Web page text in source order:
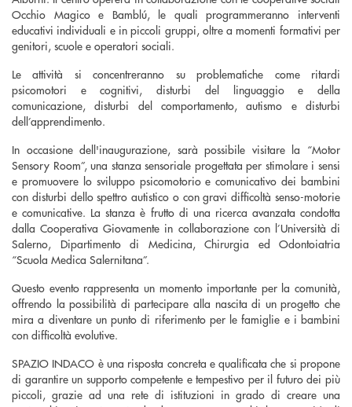
Occhio Magico e Bamblú, le quali programmeranno interventi
educativi individuali e in piccoli gruppi, oltre a momenti formativi per
genitori, scuole e operatori sociali.
Le attività si concentreranno su problematiche come ritardi
psicomotori e cognitivi, disturbi del linguaggio e della
comunicazione, disturbi del comportamento, autismo e disturbi
dell’apprendimento.
In occasione dell'inaugurazione, sarà possibile visitare la “Motor
Sensory Room”, una stanza sensoriale progettata per stimolare i sensi
e promuovere lo sviluppo psicomotorio e comunicativo dei bambini
con disturbi dello spettro autistico o con gravi difficoltà senso-motorie
e comunicative. La stanza è frutto di una ricerca avanzata condotta
dalla Cooperativa Giovamente in collaborazione con l’Università di
Salerno, Dipartimento di Medicina, Chirurgia ed Odontoiatria
“Scuola Medica Salernitana”.
Questo evento rappresenta un momento importante per la comunità,
offrendo la possibilità di partecipare alla nascita di un progetto che
mira a diventare un punto di riferimento per le famiglie e i bambini
con difficoltà evolutive.
SPAZIO INDACO è una risposta concreta e qualificata che si propone
di garantire un supporto competente e tempestivo per il futuro dei più
piccoli, grazie ad una rete di istituzioni in grado di creare una